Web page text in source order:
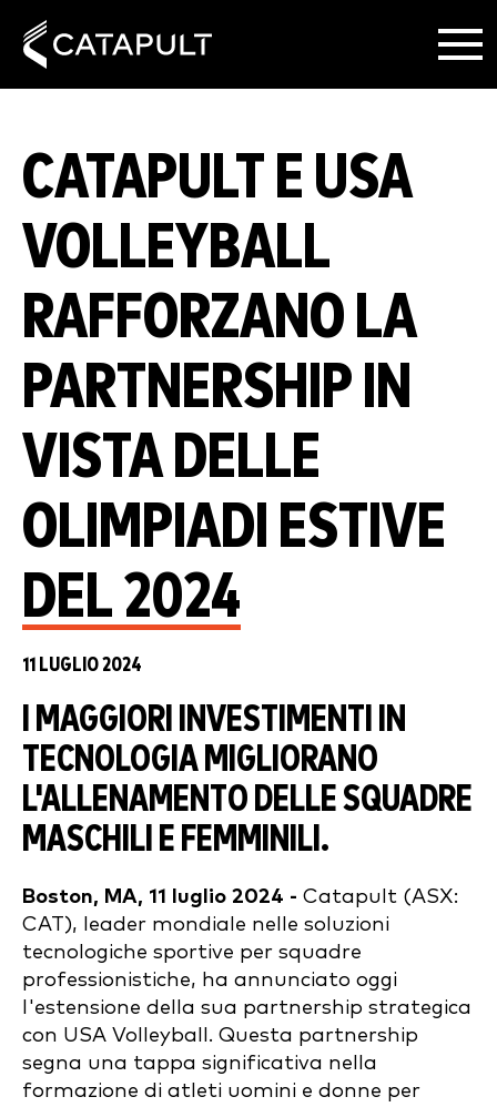
CATAPULT E USA
VOLLEYBALL
RAFFORZANO LA
PARTNERSHIP IN
VISTA DELLE
OLIMPIADI ESTIVE
DEL 2024
11 LUGLIO 2024
I MAGGIORI INVESTIMENTI IN
TECNOLOGIA MIGLIORANO
L'ALLENAMENTO DELLE SQUADRE
MASCHILI E FEMMINILI.
Boston, MA, 11 luglio 2024 - Catapult (ASX:
CAT), leader mondiale nelle soluzioni
tecnologiche sportive per squadre
professionistiche, ha annunciato oggi
l'estensione della sua partnership strategica
con USA Volleyball. Questa partnership
segna una tappa significativa nella
formazione di atleti uomini e donne per